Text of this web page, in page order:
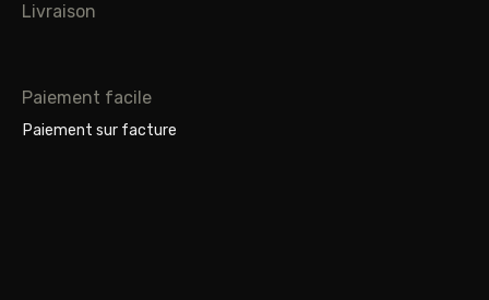
Livraison
Paiement facile
Paiement sur facture